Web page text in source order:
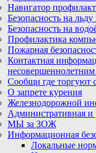
Навигатор
Безопасность на
Безопасность на
Профилактика
Пожарная
Контактная
Сообщи где торгуют
О запрете курения
Железнодорожной
Административная и
МЫ за ЗОЖ
Информационная
Локальные